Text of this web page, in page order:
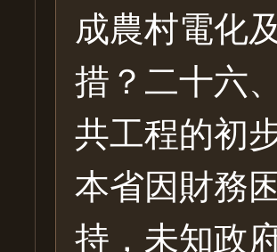
成農村電化
措？二十六
共工程的初
本省因財務
持，未知政